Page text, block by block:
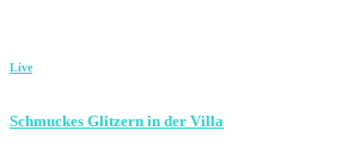
Live
Schmuckes Glitzern in der Villa